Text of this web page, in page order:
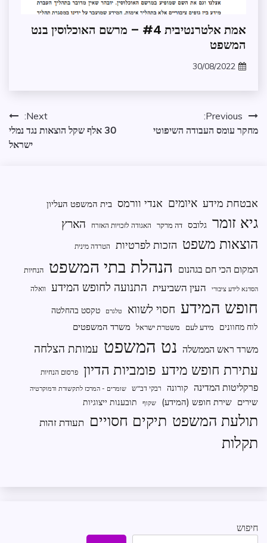
אבטחת
מידע
בקשת
מידע
שנמסר
ומנהל
תקין
אמת אלטרנטיבית #4 – מרשם האוכלוסין בנט
המשפט
30/08/2022
ניווטPrevious:
מחקר עומס העבודה השיפוטי
Next:
30 אלף שקל הוצאות נגד נמלי
ישראל
אבטחת מידע איומים אנדי וורמס בית המשפט העליון
גיא זומר גלובס דה מרקר האגודה לזכויות האזרח הארץ
הוצאות משפט הזכות לפרטיות הטרדה מינית
המקום הכי חם בגהנום הנהלת בתי המשפט הנחיות
הסדנא לידע ציבורי העין השביעית התנועה לחופש המידע וואלה
חופש המידע חסוי לשווא טלגרם
טקסט בהחלטה
לוח מחוונים
מידע לעם משטרת ישראל משרד המשפטים
משרד ראש הממשלה נט המשפט עמותת הצלחה
עתירת חופש מידע פומביות הדיון פרסום הנחיות
פרקליטות המדינה קורונה רבקי דב"ש שומרים - המרכז לתקשורת ודמוקרטיה
שירים שירת חופש (המידע) שקוף תובענות ייצוגיות
תולעת המשפט תיקים חסויים תעודת זהות
תקלות
חיפוש